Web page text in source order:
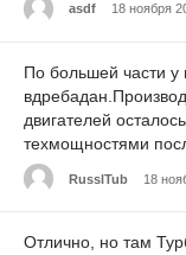
asdf 18 ноября
По большей части у
двигателей
техмощностями
RusslTub 18
Отлично, но там